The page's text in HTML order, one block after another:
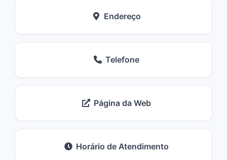
Endereço
Telefone
Página da Web
Horário de Atendimento